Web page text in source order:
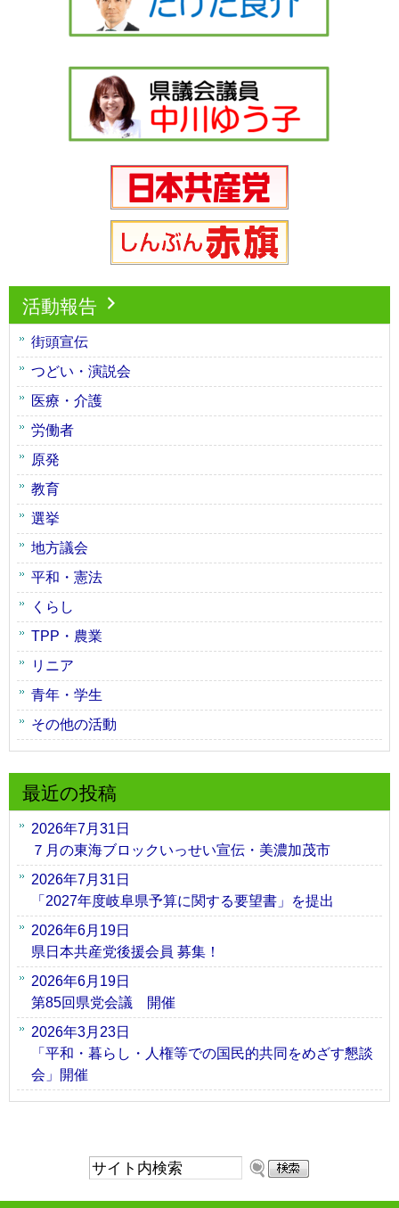
活動報告
街頭宣伝
つどい・演説会
医療・介護
労働者
原発
教育
選挙
地方議会
平和・憲法
くらし
TPP・農業
リニア
青年・学生
その他の活動
最近の投稿
2026年7月31日
７月の東海ブロックいっせい宣伝・美濃加茂市
2026年7月31日
「2027年度岐阜県予算に関する要望書」を提出
2026年6月19日
県日本共産党後援会員 募集！
2026年6月19日
第85回県党会議 開催
2026年3月23日
「平和・暮らし・人権等での国民的共同をめざす懇談
会」開催
サ